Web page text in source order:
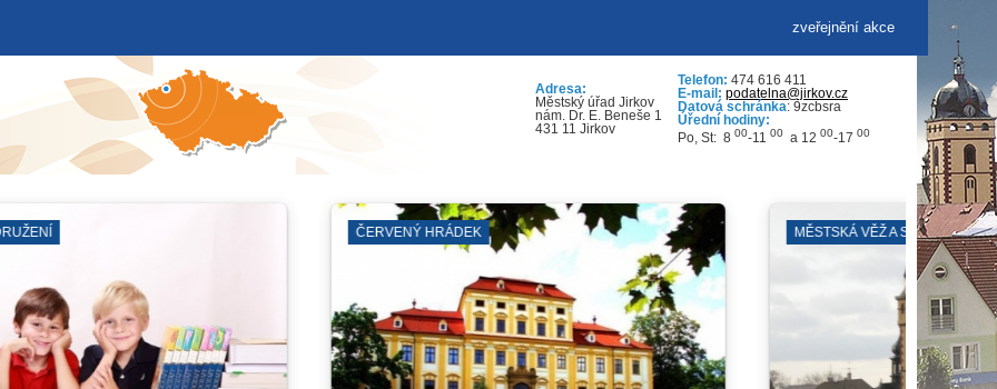
zveřejnění akce
Adresa:
Městský úřad Jirkov
nám. Dr. E. Beneše 1
431 11 Jirkov
Telefon: 474 616 411
E-mail: podatelna@jirkov.cz
Datová schránka: 9zcbsra
Úřední hodiny:
Po, St: 8 00-11 00 a 12 00-17 00
A SKLEPY VÝVOZ POPELNIC DDM PARAPLÍČKO